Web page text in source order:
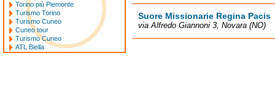
Suore Missionarie Regina Pacis
via Alfredo Giannoni 3, Novara (NO)
Torino più Piemonte
Turismo Torino
Turismo Cuneo
Cuneo tour
Turismo Cuneo
ATL Biella